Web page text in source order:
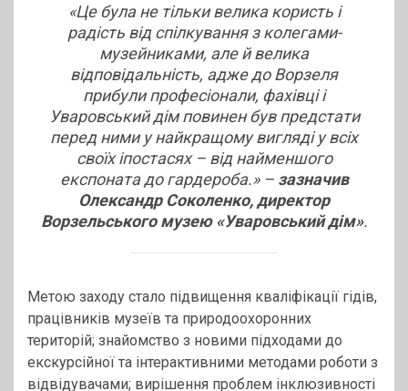
«Це була не тільки велика користь і
радість від спілкування з колегами-
музейниками, але й велика
відповідальність, адже до Ворзеля
прибули професіонали, фахівці і
Уваровський дім повинен був предстати
перед ними у найкращому вигляді у всіх
своїх іпостасях – від найменшого
експоната до гардероба.» – зазначив
Олександр Соколенко, директор
Ворзельського музею «Уваровський дім».
Метою заходу стало підвищення кваліфікації гідів,
працівників музеїв та природоохоронних
територій; знайомство з новими підходами до
екскурсійної та інтерактивними методами роботи з
відвідувачами; вирішення проблем інклюзивності